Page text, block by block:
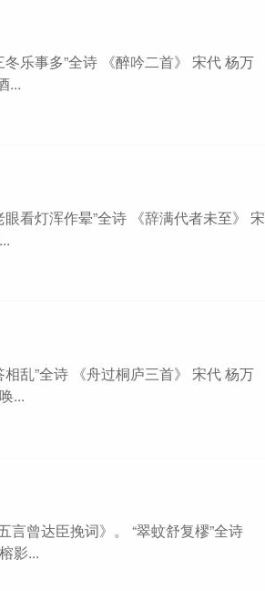
乐事多”全诗 《醉吟二首》 宋代 杨万
...
看灯浑作晕”全诗 《辞满代者未至》 宋
乱”全诗 《舟过桐庐三首》 宋代 杨万
...
言曾达臣挽词》。 “翠蚊舒复樛”全诗
影...